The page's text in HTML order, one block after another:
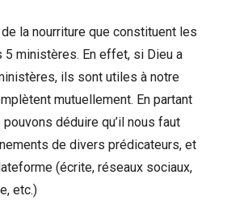
la nourriture que constituent les
ministères. En effet, si Dieu a
ils sont utiles à notre
mutuellement. En partant
déduire qu’il nous faut
de divers prédicateurs, et
(écrite, réseaux sociaux,
etc.)